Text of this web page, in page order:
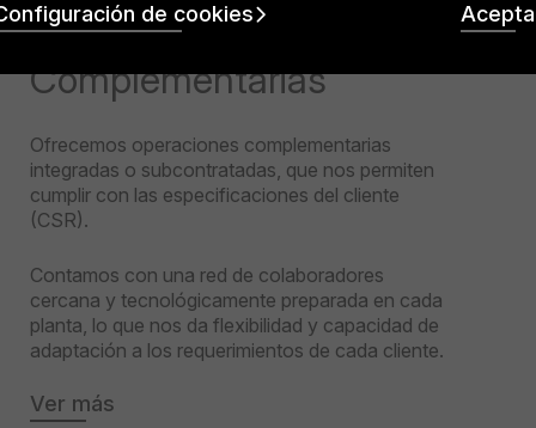
de cookies
Operaciones
Complementarias
Ofrecemos operaciones complementarias
integradas o subcontratadas, que nos permiten
cumplir con las especificaciones del cliente
(CSR).
Contamos con una red de colaboradores
cercana y tecnológicamente preparada en cada
planta, lo que nos da flexibilidad y capacidad de
adaptación a los requerimientos de cada cliente.
Ver más